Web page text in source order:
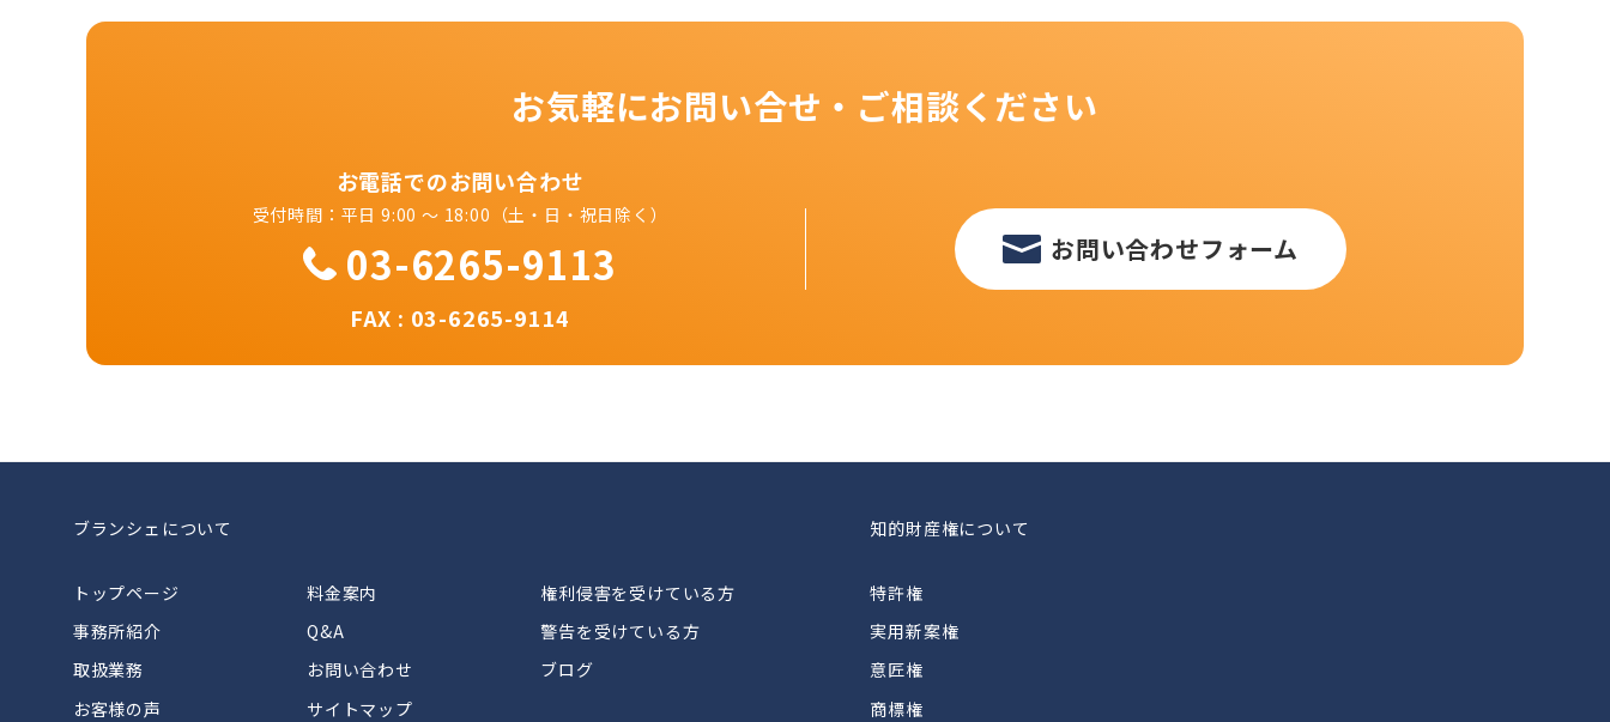
お気軽にお問い合せ・ご相談ください
お電話でのお問い合わせ
受付時間：平日 9:00 ～ 18:00（土・日・祝日除く）
03-6265-9113
FAX : 03-6265-9114
お問い合わせフォーム
ブランシェについて
トップページ
事務所紹介
取扱業務
お客様の声
料金案内
Q&A
お問い合わせ
サイトマップ
権利侵害を受けている方
警告を受けている方
ブログ
知的財産権について
特許権
実用新案権
意匠権
商標権